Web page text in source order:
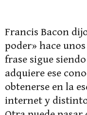
Francis Bacon
poder» hace
frase sigue
adquiere ese
obtenerse en la
internet y